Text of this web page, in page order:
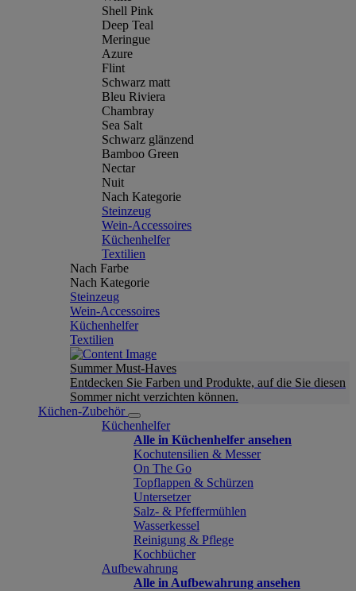
Shell Pink
Deep Teal
Meringue
Azure
Flint
Schwarz matt
Bleu Riviera
Chambray
Sea Salt
Schwarz glänzend
Bamboo Green
Nectar
Nuit
Nach Kategorie
Steinzeug
Wein-Accessoires
Küchenhelfer
Textilien
Nach Farbe
Nach Kategorie
Steinzeug
Wein-Accessoires
Küchenhelfer
Textilien
Summer Must-Haves
Entdecken Sie Farben und Produkte, auf die Sie diesen
Sommer nicht verzichten können.
Küchen-Zubehör
Küchenhelfer
Alle in Küchenhelfer ansehen
Kochutensilien & Messer
On The Go
Topflappen & Schürzen
Untersetzer
Salz- & Pfeffermühlen
Wasserkessel
Reinigung & Pflege
Kochbücher
Aufbewahrung
Alle in Aufbewahrung ansehen